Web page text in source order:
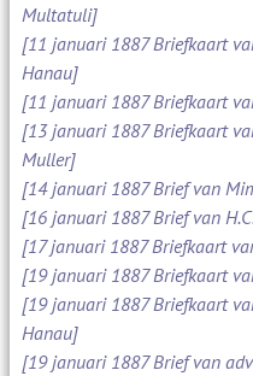
Multatuli]
[11 januari 1887 Briefkaart
Hanau]
[11 januari 1887 Briefkaart
[13 januari 1887 Briefkaart
Muller]
[14 januari 1887 Brief van
[16 januari 1887 Brief van
[17 januari 1887 Briefkaart
[19 januari 1887 Briefkaart
[19 januari 1887 Briefkaart
Hanau]
[19 januari 1887 Brief van